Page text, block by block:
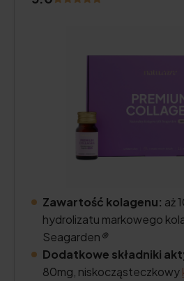
Zawartość kolagenu: aż
hydrolizatu markowego
Seagarden®
Dodatkowe składniki
80mg, niskocząsteczkowy